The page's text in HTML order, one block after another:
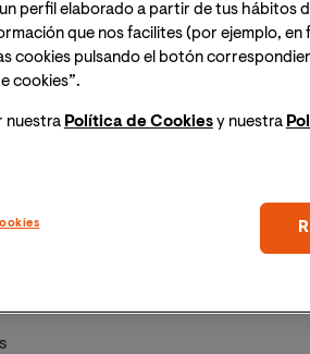
System).
perfil elaborado a partir de tus hábitos
que nos facilites (por ejemplo,
cookies pulsando el botón
cookies”.
nuestra Política de Cookiesy nuestra